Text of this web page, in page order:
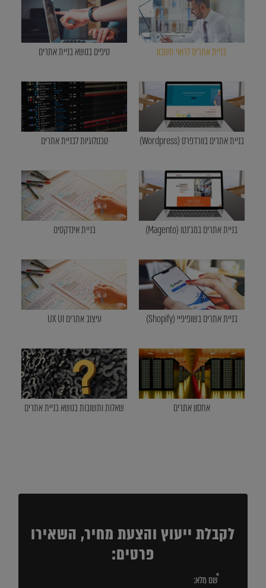
בניית אתרים לרואי חשבון טיפים בנושא בניית אתרים
בניית אתרים בוורדפרס (Wordpress) טכנולוגיות לבניית אתרים
בניית אתרים במג'נטו (Magento) בניית אינדקסים
בניית אתרים בשופיפיי (Shopify) עיצוב אתרים UX UI
אחסון אתרים שאלות ותשובות בנושא בניית אתרים
לקבלת ייעוץ והצעת מחיר, השאירו
פרטים: